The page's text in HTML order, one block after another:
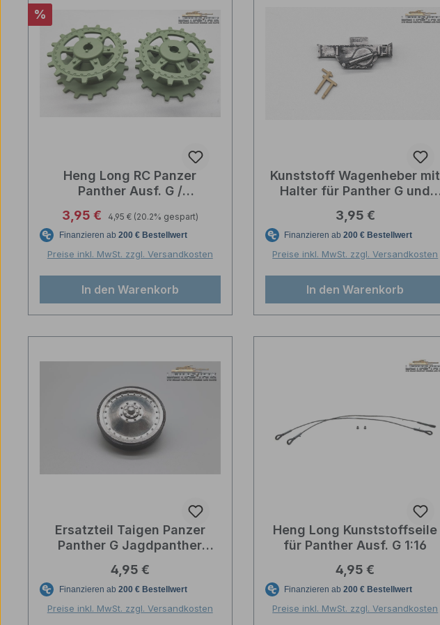
Rabatt
%
Heng Long RC Panzer
Panther Ausf. G /
Kunststoff 1:16
Verkaufspreis:
3,95 € Regulärer Preis:
4,95 € (20.2% gespart)
Preise inkl. MwSt. zzgl. Versandkosten
In den Warenkorb
Kunststoff Wagenheber mit
Halter für Panther G und
Regulärer Preis:
3,95 €
Preise inkl. MwSt. zzgl. Versandkosten
In den Warenkorb
Ersatzteil Taigen Panzer
Panther G Jagdpanther
Regulärer Preis:
4,95 €
Preise inkl. MwSt. zzgl. Versandkosten
Heng Long Kunststoffseile
für Panther Ausf. G 1:16
Regulärer Preis:
4,95 €
Preise inkl. MwSt. zzgl. Versandkosten